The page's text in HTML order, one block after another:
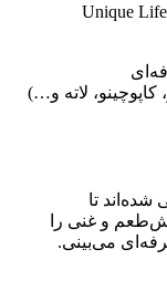
لاته و…)
19-20 بار طراحی شده‌اند تا
و غنی را
می‌بینی.